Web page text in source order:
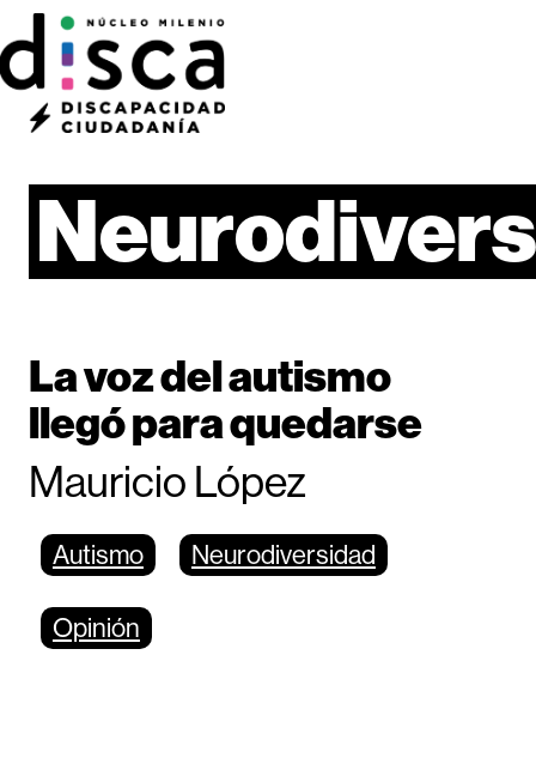
La voz del autismo
llegó para quedarse
Mauricio López
Autismo Neurodiversidad
Opinión